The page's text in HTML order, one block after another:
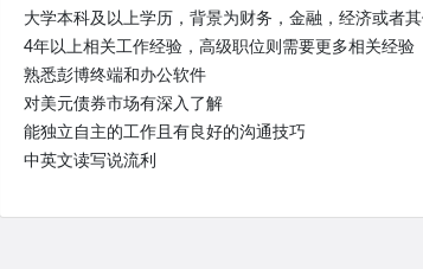
大学本科及以上学历，背景为财务，金融，经济或者
4年以上相关工作经验，高级职位则需要更多相关经验
熟悉彭博终端和办公软件
对美元债券市场有深入了解
能独立自主的工作且有良好的沟通技巧
中英文读写说流利